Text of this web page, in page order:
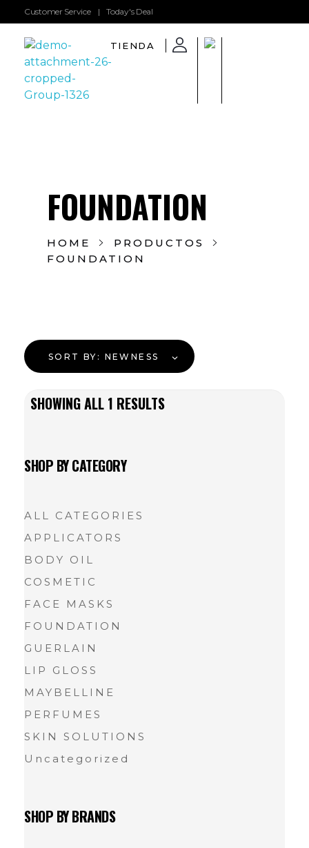
Customer Service | Today's Deal
TIENDA
HOME
PRODUCTOS
FOUNDATION
FOUNDATION
SHOWING ALL 1 RESULTS
SORT BY: NEWNESS
SHOP BY CATEGORY
ALL CATEGORIES
APPLICATORS
BODY OIL
COSMETIC
FACE MASKS
FOUNDATION
GUERLAIN
LIP GLOSS
MAYBELLINE
PERFUMES
SKIN SOLUTIONS
Uncategorized
SHOP BY BRANDS